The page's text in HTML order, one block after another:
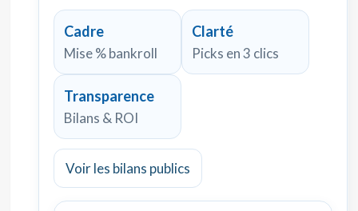
Cadre
Mise % bankroll
Clarté
Picks en 3 clics
Transparence
Bilans & ROI
Voir les bilans publics